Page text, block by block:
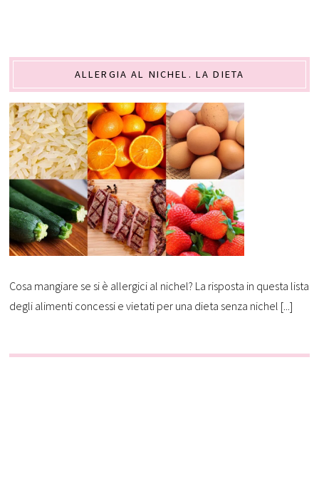
ALLERGIA AL NICHEL. LA DIETA
Cosa mangiare se si è allergici al nichel? La risposta in questa lista
degli alimenti concessi e vietati per una dieta senza nichel [...]